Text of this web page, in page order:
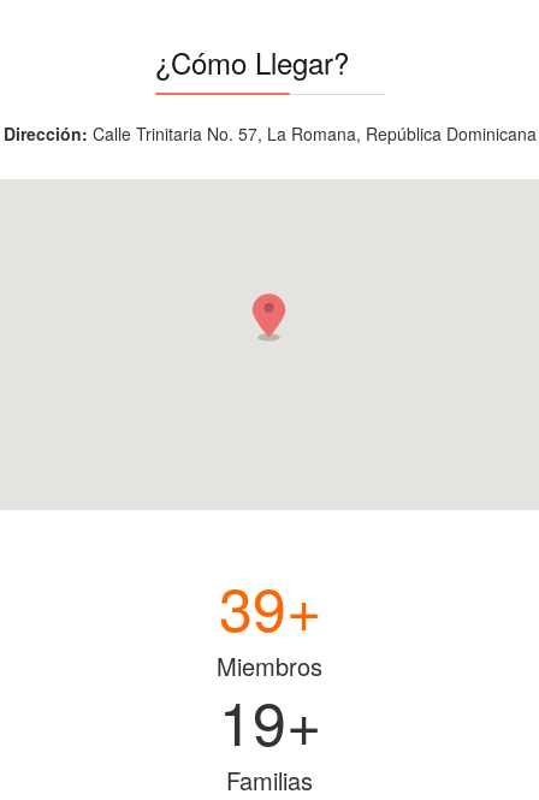
¿Cómo Llegar?
Dirección: Calle Trinitaria No. 57, La Romana, República Dominicana
40+
Miembros
20+
Familias